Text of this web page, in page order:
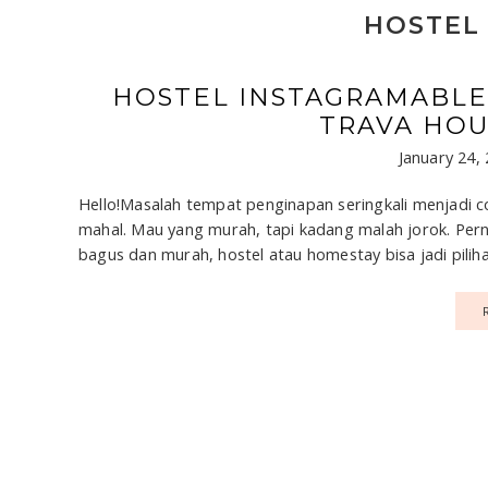
HOSTEL
HOSTEL
TRAVA
January 24,
Hello!Masalah tempat penginapan seringkali menjadi
mahal. Mau yang murah, tapi kadang malah jorok.
bagus dan murah, hostel atau homestay bisa jadi